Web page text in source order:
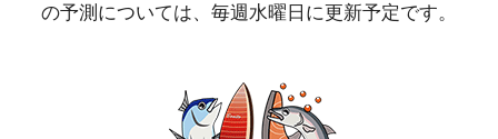
の予測については、毎週水曜日に更新予定です。